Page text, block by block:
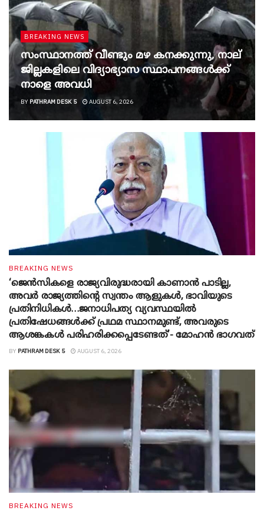
BREAKING NEWS
സംസ്ഥാനത്ത് വീണ്ടും മഴ കനക്കുന്നു, നാല്
ജില്ലകളിലെ വിദ്യാഭ്യാസ സ്ഥാപനങ്ങൾക്ക്
നാളെ അവധി
BY PATHRAM DESK 5 AUGUST 6, 2026
BREAKING NEWS
‘ജെൻസികളെ രാജ്യവിരുദ്ധരായി കാണാൻ പാടില്ല,
അവർ രാജ്യത്തിന്റെ സ്വന്തം ആളുകൾ, ഭാവിയുടെ
പ്രതിനിധികൾ…ജനാധിപത്യ വ്യവസ്ഥയിൽ
പ്രതിഷേധങ്ങൾക്ക് പ്രഥമ സ്ഥാനമുണ്ട്, അവരുടെ
ആശങ്കകൾ പരിഹരിക്കപ്പെടേണ്ടത്’- മോഹൻ ഭാ​ഗവത്
BY PATHRAM DESK 5 AUGUST 6, 2026
BREAKING NEWS